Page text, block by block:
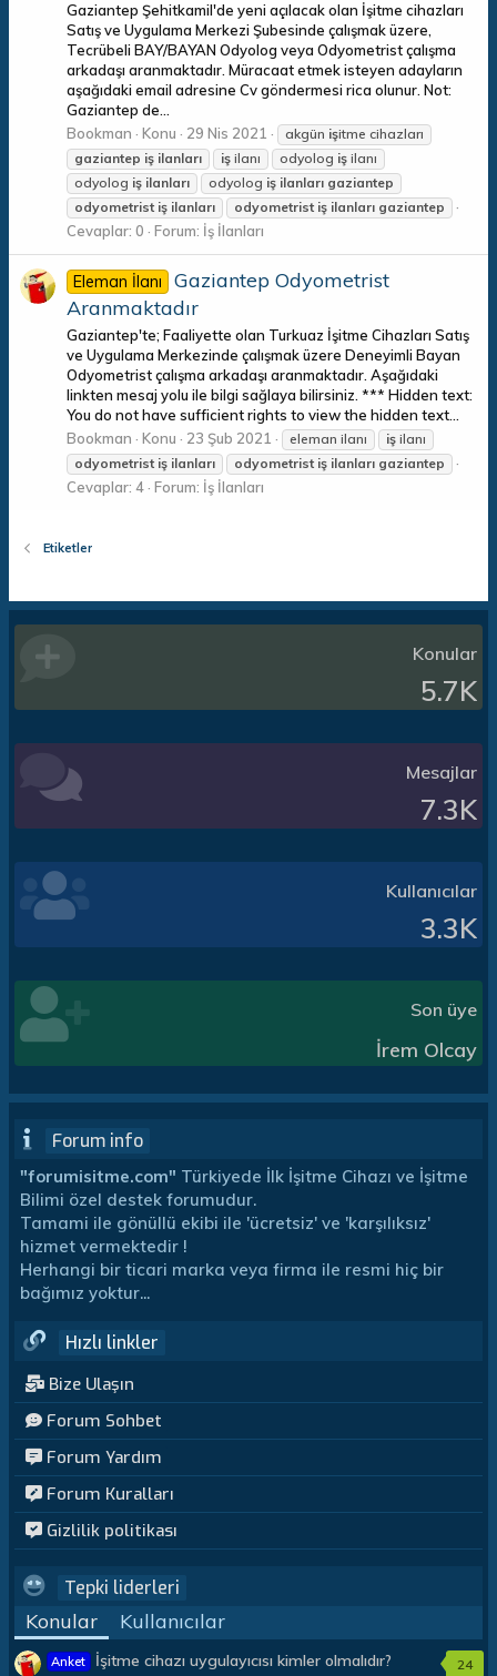
Gaziantep Şehitkamil'de yeni açılacak olan İşitme cihazları
Satış ve Uygulama Merkezi Şubesinde çalışmak üzere,
Tecrübeli BAY/BAYAN Odyolog veya Odyometrist çalışma
arkadaşı aranmaktadır. Müracaat etmek isteyen adayların
aşağıdaki email adresine Cv göndermesi rica olunur. Not:
Gaziantep de...
Bookman
Konu 29 Nis 2021 akgün işitme cihazları
gaziantep iş ilanları iş ilanı odyolog iş ilanı
odyolog iş ilanları odyolog iş ilanları gaziantep
odyometrist iş ilanları odyometrist iş ilanları gaziantep
Cevaplar: 0 Forum: İş İlanları
Eleman İlanı
Gaziantep Odyometrist
Aranmaktadır
Gaziantep'te; Faaliyette olan Turkuaz İşitme Cihazları Satış
ve Uygulama Merkezinde çalışmak üzere Deneyimli Bayan
Odyometrist çalışma arkadaşı aranmaktadır. Aşağıdaki
linkten mesaj yolu ile bilgi sağlaya bilirsiniz. *** Hidden text:
You do not have sufficient rights to view the hidden text...
Bookman
Konu 23 Şub 2021 eleman ilanı iş ilanı
odyometrist iş ilanları odyometrist iş ilanları gaziantep
Cevaplar: 4 Forum: İş İlanları
Etiketler
Konular
5.7K
Mesajlar
7.3K
Kullanıcılar
3.3K
Son üye
İrem Olcay
Forum info
"forumisitme.com" Türkiyede İlk İşitme Cihazı ve İşitme
Bilimi özel destek forumudur.
Tamami ile gönüllü ekibi ile 'ücretsiz' ve 'karşılıksız'
hizmet vermektedir !
Herhangi bir ticari marka veya firma ile resmi hiç bir
bağımız yoktur...
Hızlı linkler
Bize Ulaşın
Forum Sohbet
Forum Yardım
Forum Kuralları
Gizlilik politikası
Tepki liderleri
Konular Kullanıcılar
Anket İşitme cihazı uygulayıcısı kimler olmalıdır? 24